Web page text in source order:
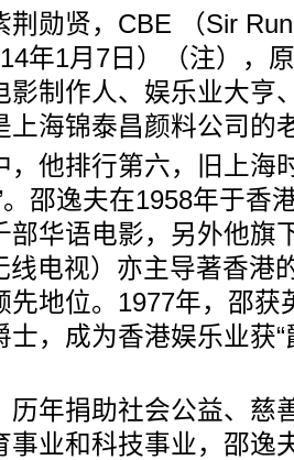
荆勋贤，CBE （Sir
年1月7日）（注），
影制作人、娱乐业大亨
上海锦泰昌颜料公司的
他排行第六，旧上海
。邵逸夫在1958年于香
部华语电影，另外他旗
线电视）亦主导著香港
先地位。1977年，邵获
，成为香港娱乐业获“
历年捐助社会公益、慈
事业和科技事业，邵逸